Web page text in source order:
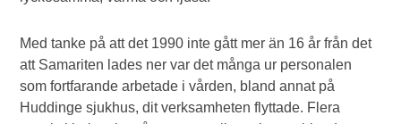
Med tanke på att det 1990 inte gått mer än 16 år från det
att Samariten lades ner var det många ur personalen
som fortfarande arbetade i vården, bland annat på
Huddinge sjukhus, dit verksamheten flyttade. Flera